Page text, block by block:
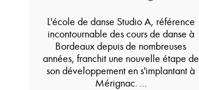
L'école de danse Studio A, référence
incontournable des cours de danse à
Bordeaux depuis de nombreuses
années, franchit une nouvelle étape de
son développement en s'implantant à
Mérignac. ...